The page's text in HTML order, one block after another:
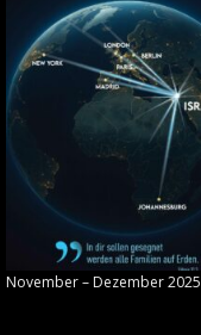
November – Dezember 2025